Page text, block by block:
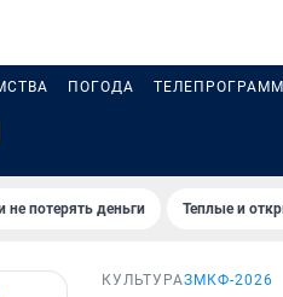
ПОГОДА
не потерять деньги Теплые и
КУЛЬТУРАЗМКФ-2026